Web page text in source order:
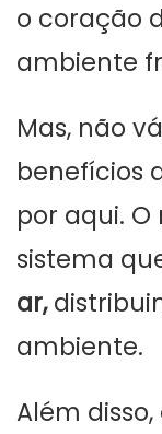
o coração
ambiente
Mas, não
benefícios
por aqui.
sistema
ar,
ambiente.
Além